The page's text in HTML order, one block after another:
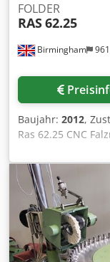
Birmingham
FOLDER
RAS62.25
Baujahr: 2012,
Ras 62.25 CNC
RAS 62.25 CNC
CNC-
eingebautem
(Bildschirm vor
Hinteranschlag
Tnzfjxsha
geraden